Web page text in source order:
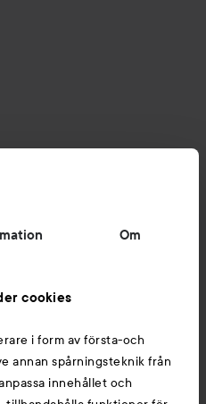
Om
cookies
i form av första-och
annan spårningsteknik från
innehållet och